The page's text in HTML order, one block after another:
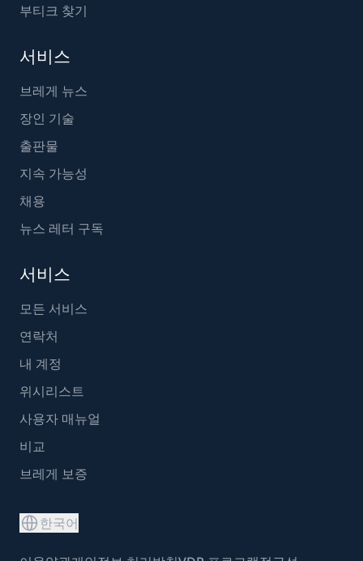
부티크 찾기
서비스
브레게 뉴스
장인 기술
출판물
지속 가능성
채용
뉴스 레터 구독
서비스
모든 서비스
연락처
내 계정
위시리스트
사용자 매뉴얼
비교
브레게 보증
한국어